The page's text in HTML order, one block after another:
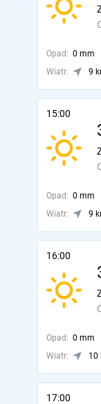
Opad: 0 mm
Wiatr:
9
15:00
Opad: 0 mm
Wiatr:
9
16:00
Opad: 0 mm
Wiatr:
10
17:00